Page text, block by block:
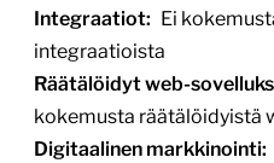
Integraatiot: Ei
integraatioista
Räätälöidyt web-
kokemusta räätälöidyistä
Digitaalinen markkinointi: